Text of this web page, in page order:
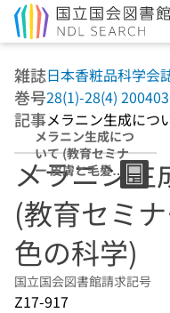
雑誌日本香粧品科学会
巻号28(1)-28(4)
記事メラニン生成につ
メラニン生成につ
いて (教育セミナ
ー 皮膚と毛髪の
色の科学)
メラニン生
(教育セミ
色の科学)
国立国会図書館請求記号
Z17-917